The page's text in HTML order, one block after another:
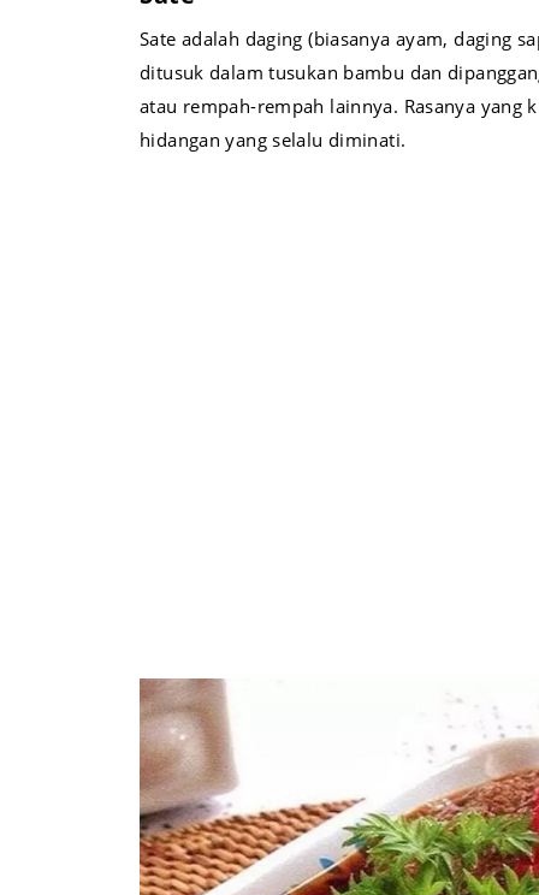
Sate adalah daging (biasanya ayam, daging
ditusuk dalam tusukan bambu dan
atau rempah-rempah lainnya. Rasanya yang
hidangan yang selalu diminati.